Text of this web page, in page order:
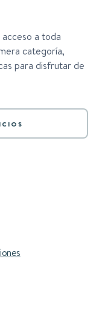
a toda
categoría,
para disfrutar de